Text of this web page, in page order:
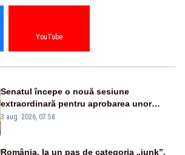
YouTube
Senatul începe o nouă sesiune
extraordinară pentru aprobarea unor
jaloane din PNRR
3 aug. 2026, 07:58
România, la un pas de categoria „junk”.